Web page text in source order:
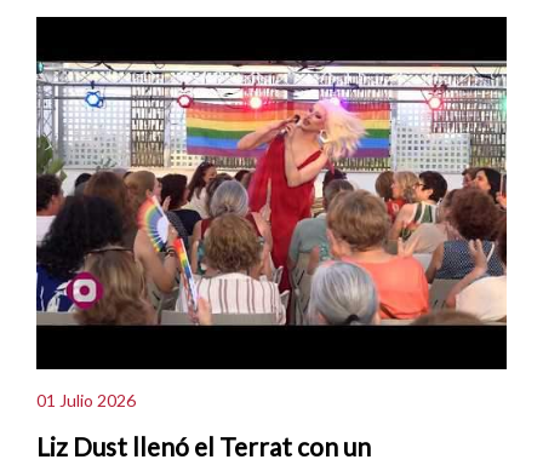
01 Julio 2026
Liz Dust llenó el Terrat con un